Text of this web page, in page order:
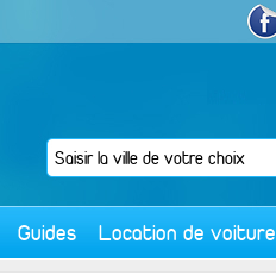
Guides Location de voiture